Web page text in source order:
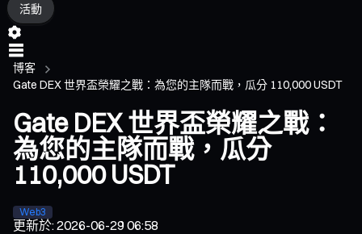
活動
博客
Gate DEX 世界盃榮耀之戰：為您的主隊而戰，瓜分 110,000 USDT
Gate DEX 世界盃榮耀之戰：
為您的主隊而戰，瓜分
110,000 USDT
Web3
更新於:2026-06-29 06:58